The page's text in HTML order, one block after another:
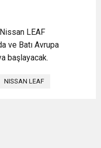
LEAF
ve Batı Avrupa
başlayacak.
NISSAN LEAF